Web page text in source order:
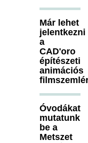
Már lehet
jelentkezni
a
CAD'oro
építészeti
animációs
Óvodákat
mutatunk
be a
Metszet